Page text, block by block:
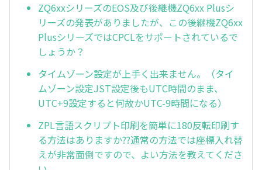
ZQ6xxシリーズのEOS及び後継機ZQ6xx Plusシ
リーズの発表がありましたが、この後継機ZQ6xx
PlusシリーズではCPCLをサポートされているで
しょうか？
タイムゾーン設定が上手く出来ません。（タイ
ムゾーン設定JST設定後もUTC時間のまま、
UTC+9設定すると何故かUTC-9時間になる）
ZPL言語スクリプト印刷を簡単に180反転印刷す
る方法はありますか??通常の方法では座標入れ替
えが非常面倒ですので、よい方法を教えてくださ